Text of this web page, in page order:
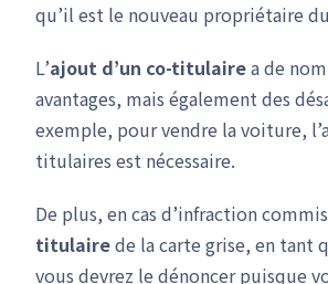
qu’il est le nouveau propriétaire
L’ajout d’un co-titulairea de
avantages, mais également des
exemple, pour vendre la voiture,
titulaires est nécessaire.
De plus, en cas d’infraction
titulairede la carte grise, en tant
vous devrez le dénoncer puisque